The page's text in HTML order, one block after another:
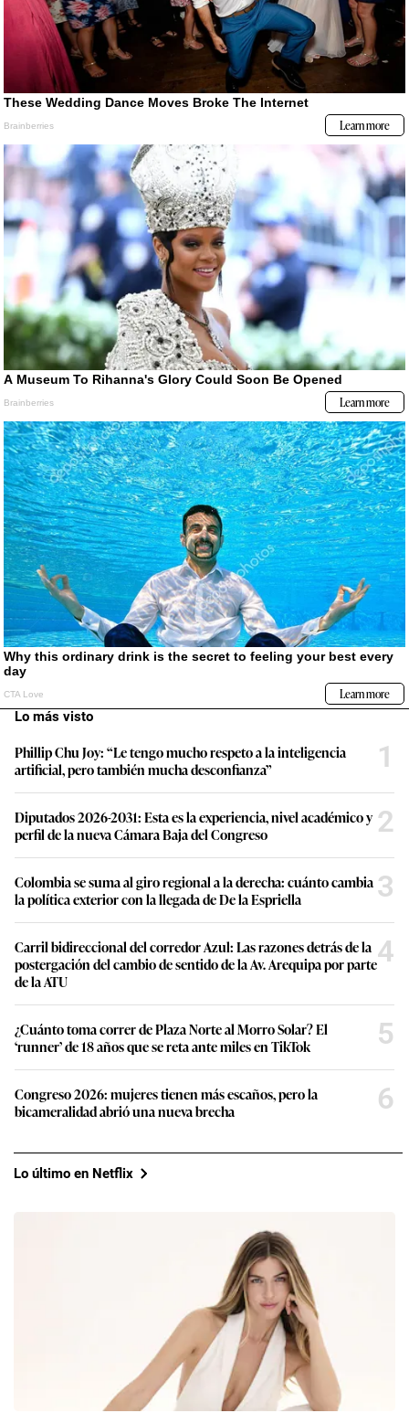
Lo más visto
Phillip Chu Joy: “Le tengo mucho respeto a la inteligencia
artificial, pero también mucha desconfianza”
1
Diputados 2026-2031: Esta es la experiencia, nivel académico y
perfil de la nueva Cámara Baja del Congreso
2
Colombia se suma al giro regional a la derecha: cuánto cambia
la política exterior con la llegada de De la Espriella
3
Carril bidireccional del corredor Azul: Las razones detrás de la
postergación del cambio de sentido de la Av. Arequipa por parte
de la ATU
4
¿Cuánto toma correr de Plaza Norte al Morro Solar? El
‘runner’ de 18 años que se reta ante miles en TikTok
5
Congreso 2026: mujeres tienen más escaños, pero la
bicameralidad abrió una nueva brecha
6
Lo último en Netflix